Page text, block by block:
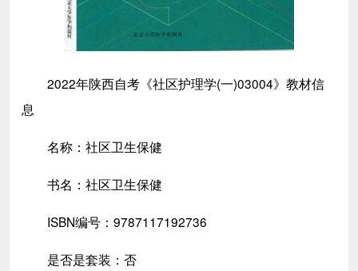
2022年陕西自考《社区护理学(一)03004》教材信
息
名称：社区卫生保健
书名：社区卫生保健
ISBN编号：9787117192736
是否是套装：否